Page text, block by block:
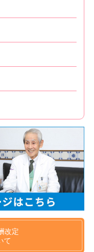
改定
て